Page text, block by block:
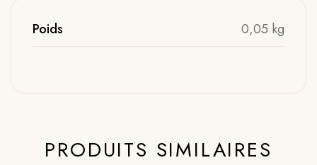
Poids 0,05 kg
PRODUITS SIMILAIRES